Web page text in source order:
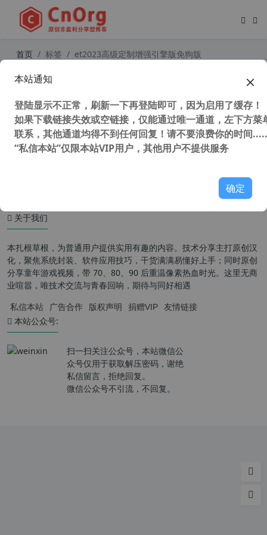
首页 标签 et2023高级定制增强引擎版免狗版
关于我们
本扎根草根，为普通用户提供实用有趣的内容。技术分享主打原创汉
化，聚焦系统封装、软件应用技巧，干货满满易懂好上手；同时原创
分享童年游戏视频，带 70、80、90 后重温像素热血时光。这里无商
业喧嚣，唯技术交流与青春回响，期待与同好相遇
私信本站 广告合作 版权声明 捐赠VIP 友情链接
本站公众号:
扫一扫关注公众号，本站微信公
众号仅用于获取解压密码，谢绝
私信留言，拒绝回复。
微信公众号不引流，不回复。
本站通知
登陆显示不正常，刷新一下再登陆即可，因为启用了缓存！
如果下载链接失效或空链接，仅能通过唯一通道，左下方菜
联系，其他通道均得不到任何回复！请不要浪费你的时间
“私信本站”仅限本站VIP用户，其他用户不提供服务
确定